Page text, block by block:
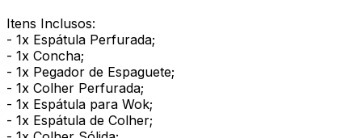
Itens Inclusos:
- 1x Espátula Perfurada;
- 1x Concha;
- 1x Pegador de Espaguete;
- 1x Colher Perfurada;
- 1x Espátula para Wok;
- 1x Espátula de Colher;